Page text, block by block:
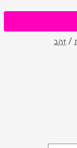
/ זהב